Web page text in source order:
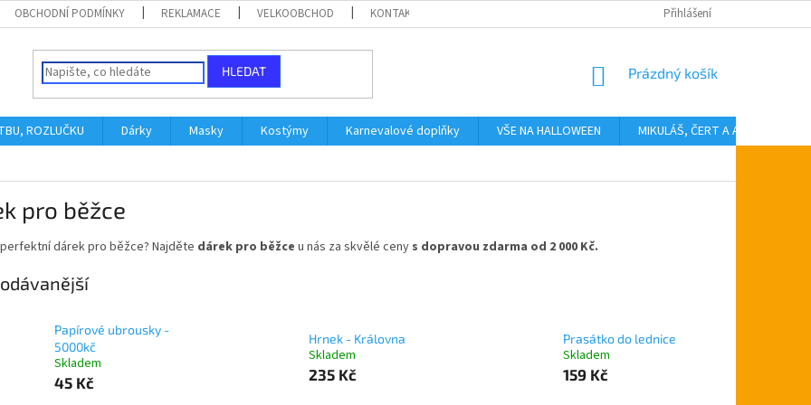
OBCHODNÍ PODMÍNKY REKLAMACE VELKOOBCHOD KONTAKTY Přihlášení
HLEDAT
NÁKUPNÍ
Prázdný košík
ROZLUČKU Dárky Masky Kostýmy Karnevalové doplňky VŠE NA HALLOWEEN MIKULÁŠ, ČERT A ANDĚL
pro běžce
dárek pro běžce? Najděte dárek pro běžce u nás za skvělé ceny s dopravou zdarma od 2 000 Kč.
Papírové ubrousky -
5000kč
Skladem
45 Kč
Hrnek - Královna
Skladem
235 Kč
Prasátko do lednice
Skladem
159 Kč